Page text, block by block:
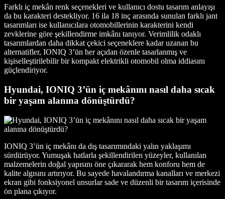
Farklı iç mekân renk seçenekleri ve kullanıcı dostu tasarım anlayışı
da bu karakteri destekliyor. 16 ila 18 inç arasında sunulan farklı jant
tasarımları ise kullanıcılara otomobillerinin karakterini kendi
zevklerine göre şekillendirme imkânı tanıyor. Verimlilik odaklı
tasarımlardan daha dikkat çekici seçeneklere kadar uzanan bu
alternatifler, IONIQ 3’ün her açıdan özenle tasarlanmış ve
kişiselleştirilebilir bir kompakt elektrikli otomobil olma iddiasını
güçlendiriyor.
Hyundai, IONIQ 3’ün iç mekânını nasıl daha sıcak
bir yaşam alanına dönüştürdü?
IONIQ 3’ün iç mekânı da dış tasarımındaki yalın yaklaşımı
sürdürüyor. Yumuşak hatlarla şekillendirilen yüzeyler, kullanılan
malzemelerin doğal yapısını öne çıkararak hem konforu hem de
kalite algısını artırıyor. Bu sayede havalandırma kanalları ve merkezi
ekran gibi fonksiyonel unsurlar sade ve düzenli bir tasarım içerisinde
ön plana çıkıyor.